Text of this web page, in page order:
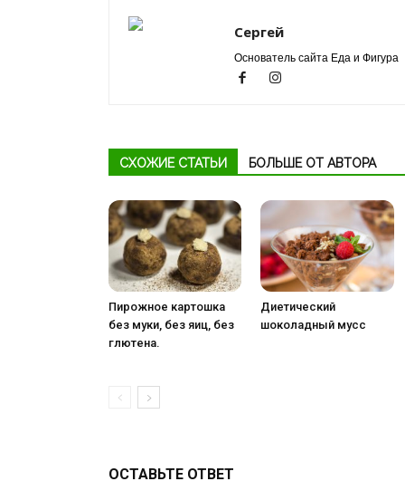
Сергей
Основатель сайта Еда и Фигура
СХОЖИЕ СТАТЬИ БОЛЬШЕ ОТ АВТОРА
Пирожное картошка
без муки, без яиц, без
глютена.
Диетический
шоколадный мусс
ОСТАВЬТЕ ОТВЕТ